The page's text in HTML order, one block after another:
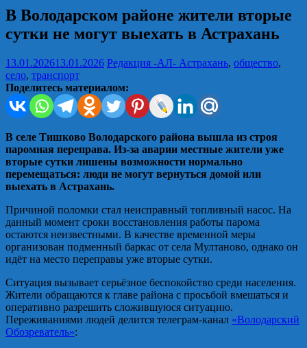
В Володарском районе жители вторые
сутки не могут выехать в Астрахань
13.01.202613.01.2026 Редакция -АЛ- Астрахань, общество,
село, транспорт
Поделитесь материалом:
В селе Тишково Володарского района вышла из строя
паромная переправа. Из‑за аварии местные жители уже
вторые сутки лишены возможности нормально
перемещаться: люди не могут вернуться домой или
выехать в Астрахань.
Причиной поломки стал неисправный топливный насос. На
данный момент сроки восстановления работы парома
остаются неизвестными. В качестве временной меры
организован подменный баркас от села Мултаново, однако он
идёт на место переправы уже вторые сутки.
Ситуация вызывает серьёзное беспокойство среди населения.
Жители обращаются к главе района с просьбой вмешаться и
оперативно разрешить сложившуюся ситуацию.
Переживаниями людей делится телеграм-канал «Володарский
Обозреватель»: